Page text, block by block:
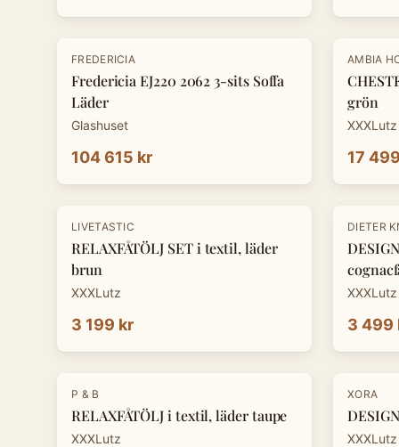
FREDERICIA
Fredericia EJ220 2062 3-sits Soffa
Läder
Glashuset
104 615 kr
-30%
AMBIA
grön
XXXLutz
17
LIVETASTIC
RELAXFÅTÖLJ SET i textil, läder
brun
XXXLutz
3 199 kr
-30%
DIETER
XXXLutz
3 499
P & B
RELAXFÅTÖLJ i textil, läder taupe
XXXLutz
-30%
XORA
XXXLutz